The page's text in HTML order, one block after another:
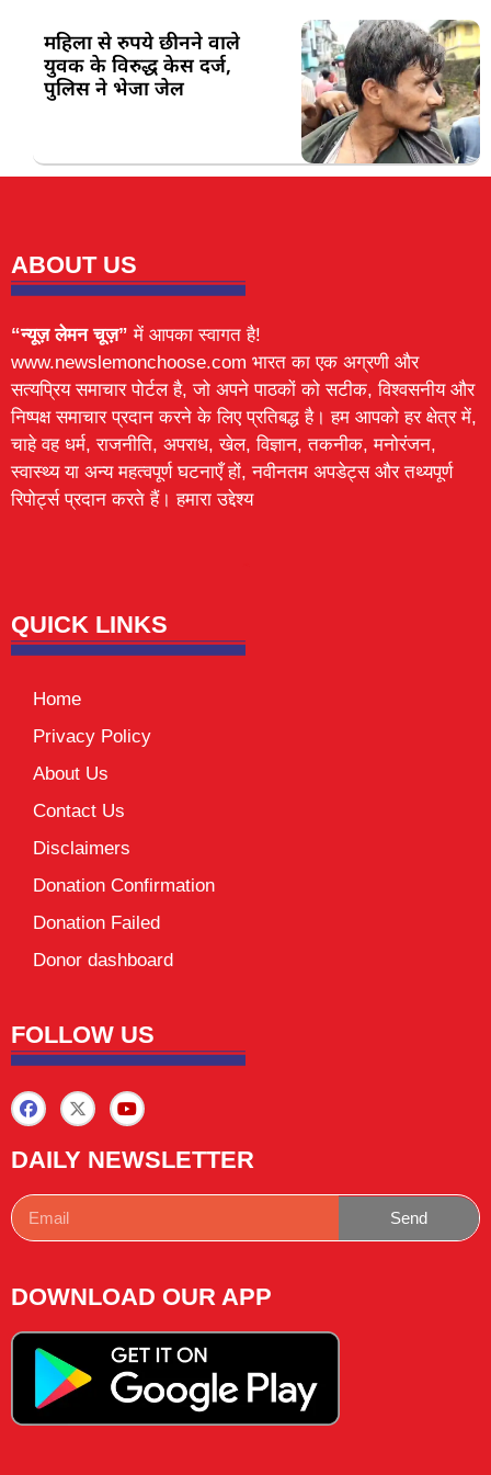
महिला से रुपये छीनने वाले
युवक के विरुद्ध केस दर्ज,
पुलिस ने भेजा जेल
ABOUT US
“न्यूज़ लेमन चूज़” में आपका स्वागत है!
www.newslemonchoose.com भारत का एक अग्रणी और
सत्यप्रिय समाचार पोर्टल है, जो अपने पाठकों को सटीक, विश्वसनीय और
निष्पक्ष समाचार प्रदान करने के लिए प्रतिबद्ध है। हम आपको हर क्षेत्र में,
चाहे वह धर्म, राजनीति, अपराध, खेल, विज्ञान, तकनीक, मनोरंजन,
स्वास्थ्य या अन्य महत्वपूर्ण घटनाएँ हों, नवीनतम अपडेट्स और तथ्यपूर्ण
रिपोर्ट्स प्रदान करते हैं। हमारा उद्देश्य
QUICK LINKS
Home
Privacy Policy
About Us
Contact Us
Disclaimers
Donation Confirmation
Donation Failed
Donor dashboard
FOLLOW US
DAILY NEWSLETTER
Send
DOWNLOAD OUR APP